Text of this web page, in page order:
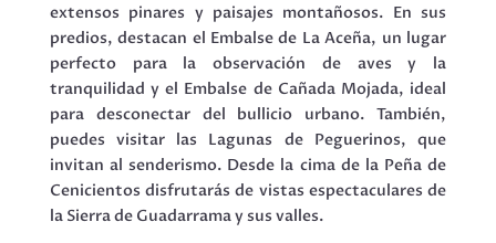
extensos pinares y paisajes montañosos. En sus
predios, destacan el Embalse de La Aceña, un lugar
perfecto para la observación de aves y la
tranquilidad y el Embalse de Cañada Mojada, ideal
para desconectar del bullicio urbano. También,
puedes visitar las Lagunas de Peguerinos, que
invitan al senderismo. Desde la cima de la Peña de
Cenicientos disfrutarás de vistas espectaculares de
la Sierra de Guadarrama y sus valles.